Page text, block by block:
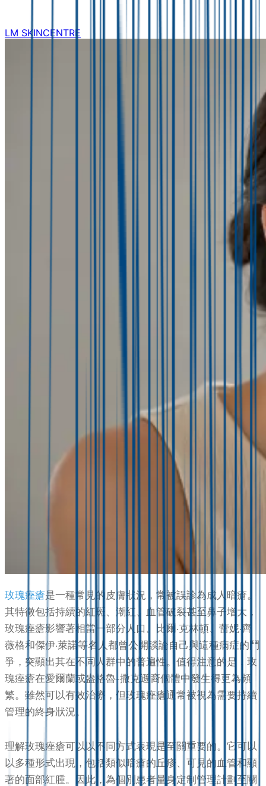
LM SKINCENTRE
玫瑰痤瘡是一種常見的皮膚狀況，常被誤診為成人暗瘡。
其特徵包括持續的紅斑、潮紅、血管破裂甚至鼻子增大，
玫瑰痤瘡影響著相當一部分人口。比爾·克林頓、蕾妮·齊
薇格和傑伊·萊諾等名人都曾公開談論自己與這種病症的鬥
爭，突顯出其在不同人群中的普遍性。值得注意的是，玫
瑰痤瘡在愛爾蘭或盎格魯-撒克遜裔個體中發生得更為頻
繁。雖然可以有效治療，但玫瑰痤瘡通常被視為需要持續
管理的終身狀況。
理解玫瑰痤瘡可以以不同方式表現是至關重要的。它可以
以多種形式出現，包括類似暗瘡的丘疹、可見的血管和顯
著的面部紅腫。因此，為個別患者量身定制管理計劃至關